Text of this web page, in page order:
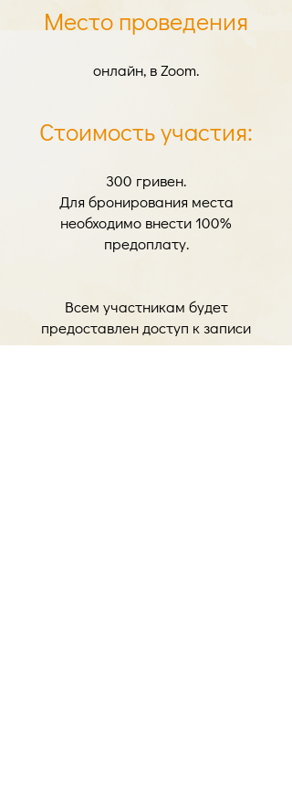
Место проведения
онлайн, в Zoom.
Стоимость участия:
300 гривен.
Для бронирования места
необходимо внести 100%
предоплату.
Всем участникам будет
предоставлен доступ к записи
лекции.